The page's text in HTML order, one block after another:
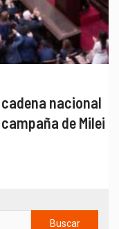
nacional
de Milei